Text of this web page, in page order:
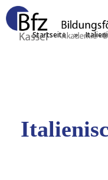
Startseite »